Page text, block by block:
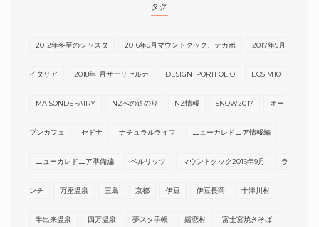
タグ
2012年冬至のシャスタ 2016年9月マウントクック、テカポ 2017年9月
イタリア 2018年1月サーリセルカ DESIGN_PORTFOLIO EOS M10
MAISONDEFAIRY NZへの道のり NZ情報 SNOW2017 オー
プンカフェ セドナ ナチュラルライフ ニューカレドニア情報編
ニューカレドニア準備編 ベルリッツ マウントクック2016年9月 ラ
ンチ 万座温泉 三島 京都 伊豆 伊豆長岡 十津川村
半出来温泉 四万温泉 夢スタ手帳 嬬恋村 富士宮焼きそば